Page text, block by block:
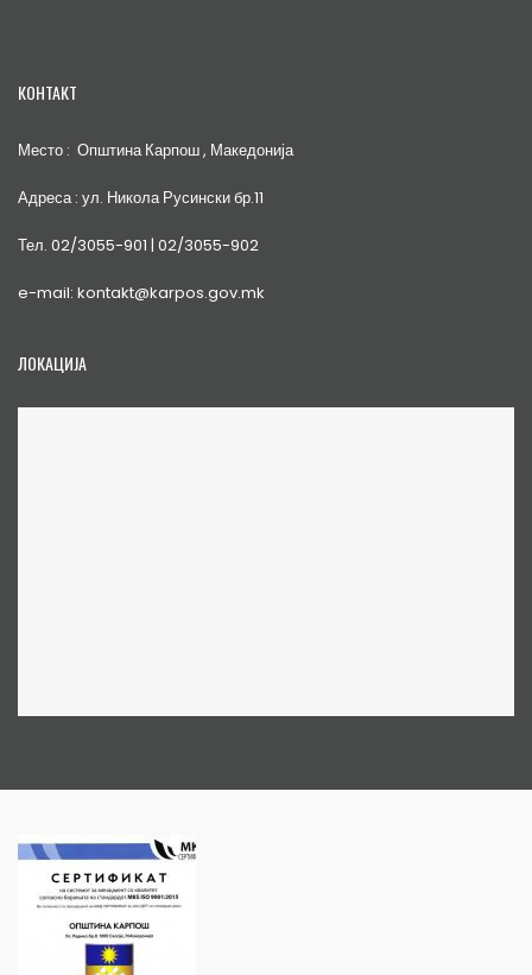
КОНТАКТ
Место : Општина Карпош , Македонија
Адреса : ул. Никола Русински бр.11
Тел. 02/3055-901 | 02/3055-902
e-mail: kontakt@karpos.gov.mk
ЛОКАЦИЈА